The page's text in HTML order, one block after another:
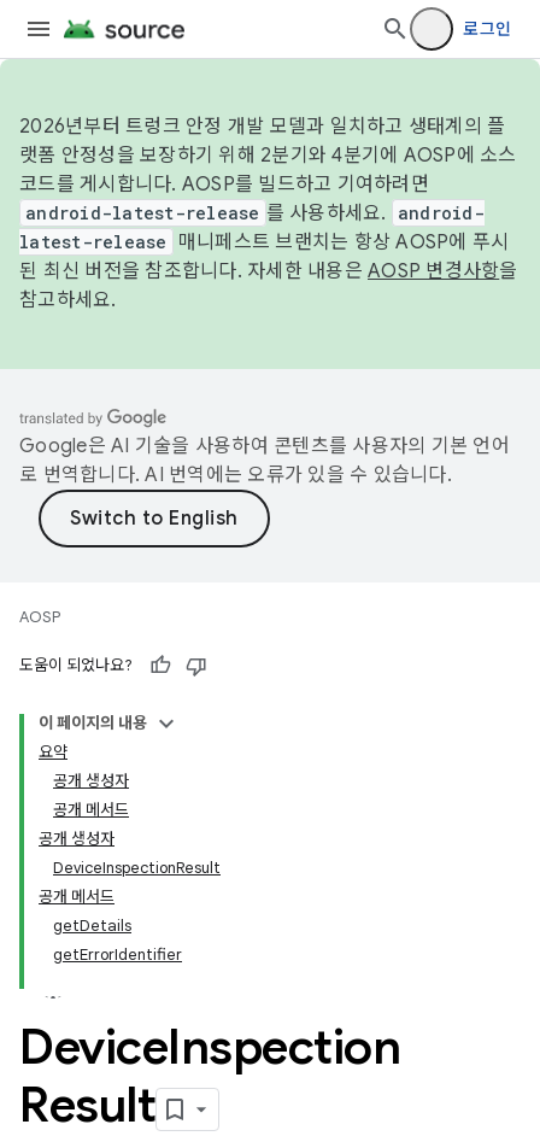
로그인
2026년부터 트렁크 안정 개발 모델과 일치하고 생태계의 플
랫폼 안정성을 보장하기 위해 2분기와 4분기에 AOSP에 소스
코드를 게시합니다. AOSP를 빌드하고 기여하려면
android-latest-release 를 사용하세요.
android-
latest-release
매니페스트 브랜치는 항상 AOSP에 푸시
된 최신 버전을 참조합니다. 자세한 내용은 AOSP 변경사항을
참고하세요.
Google은 AI 기술을 사용하여 콘텐츠를 사용자의 기본 언어
로 번역합니다. AI 번역에는 오류가 있을 수 있습니다.
AOSP
도움이 되었나요?
이 페이지의 내용
요약
공개 생성자
공개 메서드
공개 생성자
DeviceInspectionResult
공개 메서드
getDetails
getErrorIdentifier
DeviceInspection
Result